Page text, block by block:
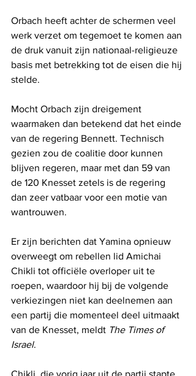
Orbach heeft achter de schermen veel
werk verzet om tegemoet te komen aan
de druk vanuit zijn nationaal-religieuze
basis met betrekking tot de eisen die hij
stelde.
Mocht Orbach zijn dreigement
waarmaken dan betekend dat het einde
van de regering Bennett. Technisch
gezien zou de coalitie door kunnen
blijven regeren, maar met dan 59 van
de 120 Knesset zetels is de regering
dan zeer vatbaar voor een motie van
wantrouwen.
Er zijn berichten dat Yamina opnieuw
overweegt om rebellen lid Amichai
Chikli tot officiële overloper uit te
roepen, waardoor hij bij de volgende
verkiezingen niet kan deelnemen aan
een partij die momenteel deel uitmaakt
van de Knesset, meldt The Times of
Israel.